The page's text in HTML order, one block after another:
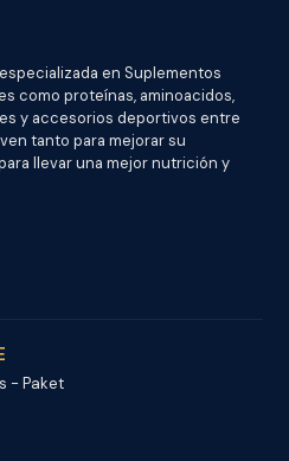
en Suplementos
como proteínas, aminoacidos,
y accesorios deportivos entre
tanto para mejorar su
llevar una mejor nutrición y
- Paket